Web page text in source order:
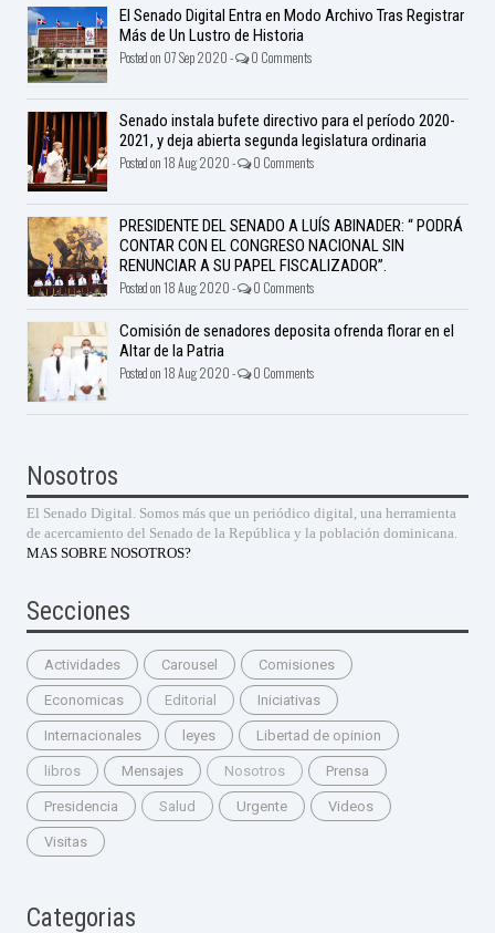
El Senado Digital Entra en Modo Archivo Tras Registrar
Más de Un Lustro de Historia
Posted on 07 Sep 2020 - 0 Comments
Senado instala bufete directivo para el período 2020-
2021, y deja abierta segunda legislatura ordinaria
Posted on 18 Aug 2020 - 0 Comments
PRESIDENTE DEL SENADO A LUÍS ABINADER: “ PODRÁ
CONTAR CON EL CONGRESO NACIONAL SIN
RENUNCIAR A SU PAPEL FISCALIZADOR”.
Posted on 18 Aug 2020 - 0 Comments
Comisión de senadores deposita ofrenda florar en el
Altar de la Patria
Posted on 18 Aug 2020 - 0 Comments
Nosotros
El Senado Digital. Somos más que un periódico digital, una herramienta
de acercamiento del Senado de la República y la población dominicana.
MAS SOBRE NOSOTROS?
Secciones
Actividades Carousel Comisiones
Economicas Editorial Iniciativas
Internacionales leyes Libertad de opinion
libros Mensajes Nosotros Prensa
Presidencia Salud Urgente Videos
Visitas
Categorias